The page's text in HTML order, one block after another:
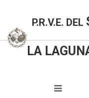
P.R.V.E. DEL
LA